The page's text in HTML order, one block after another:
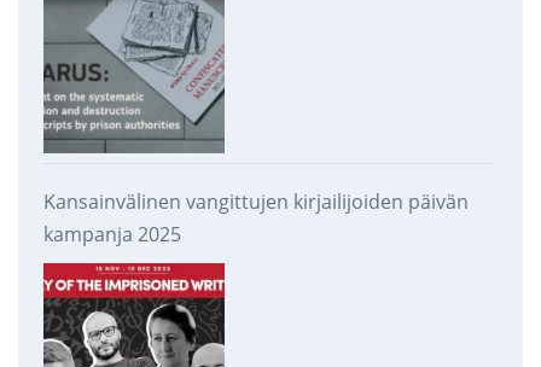
Kansainvälinen vangittujen kirjailijoiden päivän
kampanja 2025